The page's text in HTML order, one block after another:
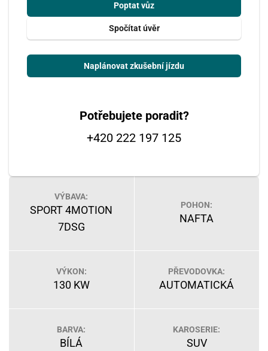
Poptat vůz
Spočítat úvěr
Naplánovat zkušební jízdu
Potřebujete poradit?
+420 222 197 125
VÝBAVA:
SPORT 4MOTION
7DSG
POHON:
NAFTA
VÝKON:
130 KW
PŘEVODOVKA:
AUTOMATICKÁ
BARVA:
BÍLÁ
KAROSERIE:
SUV